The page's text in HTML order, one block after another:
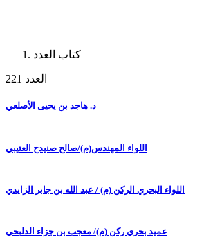
كتاب العدد
العدد 221
د. هاجد بن يحيى الأصلعي
اللواء المهندس(م)/صالح صنيدح العتيبي
اللواء البحري الركن (م) / عبد الله بن جابر الزايدي
عميد بحري ركن (م)/ معجب بن جزاء الدلبحي